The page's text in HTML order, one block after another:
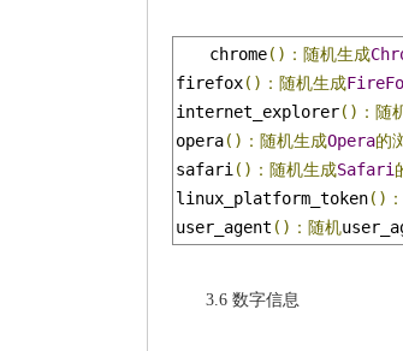
chrome()：随机生成
firefox()：随机生成
internet_explorer()：随
opera()：随机生成Opera的
safari ()：随机生成Safari
linux_platform_token()
user_agent ()：随机
3.6 数字信息